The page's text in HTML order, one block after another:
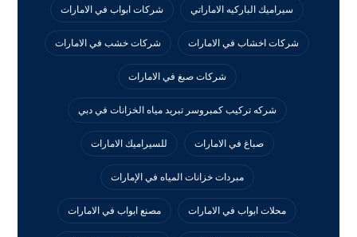
سيراميك الباركيه الاماراتي شركات ابواب في الامارات
شركات اخشاب في الامارات شركات خشب في الامارات
شركات صبغ في الامارات
شركه تركيب كمبروسر تبريد مياه الخزانات في دبي
صباغ في الامارات للسيراميك الامارات
مبردات خزانات المياه في الإمارات
محلات ابواب في الامارات مصنع ابواب في الامارات